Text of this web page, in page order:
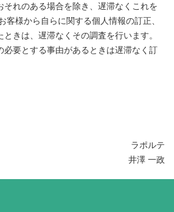
それのある場合を除き、遅滞なくこれを
客様から自らに関する個人情報の訂正、
きは、遅滞なくその調査を行います。
必要とする事由があるときは遅滞なく訂
ラポルテ
井澤 一政